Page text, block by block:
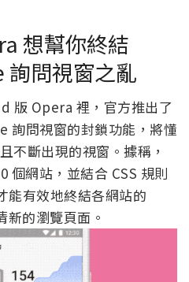
想幫你終結
詢問視窗之亂
版 Opera 裡，官方推出了
詢問視窗的封鎖功能，將懂
不斷出現的視窗。據稱，
個網站，並結合 CSS 規則
有效地終結各網站的
的瀏覽頁面。